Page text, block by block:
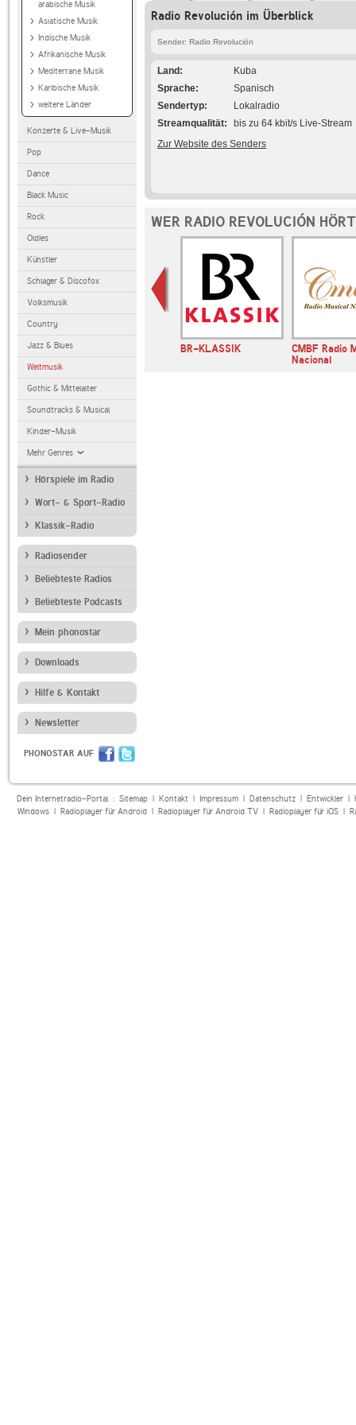
arabische Musik
Asiatische Musik
Indische Musik
Afrikanische Musik
Mediterrane Musik
Karibische Musik
weitere Länder
Konzerte & Live-Musik
Pop
Dance
Black Music
Rock
Oldies
Künstler
Schlager & Discofox
Volksmusik
Country
Jazz & Blues
Weltmusik
Gothic & Mittelalter
Soundtracks & Musical
Kinder-Musik
Mehr Genres
Hörspiele im Radio
Wort- & Sport-Radio
Klassik-Radio
Radiosender
Beliebteste Radios
Beliebteste Podcasts
Mein phonostar
Downloads
Hilfe & Kontakt
Newsletter
PHONOSTAR AUF
Radio Revolución im Überblick
Sender: Radio Revolución
Land
Kuba
Sprache
Spanisch
Sendertyp
Lokalradio
Streamqualität
bis zu 64 kbit/s Live-Stream
Zur Website des Senders
WER RADIO REVOLUCIÓN
BR-KLASSIK
CMBF Radio
Nacional
Dein Internetradio-Portal : Sitemap| Kontakt| Impressum| Datenschutz| Entwickler|
Windows| Radioplayer für Android| Radioplayer für Android TV| Radioplayer für iOS|